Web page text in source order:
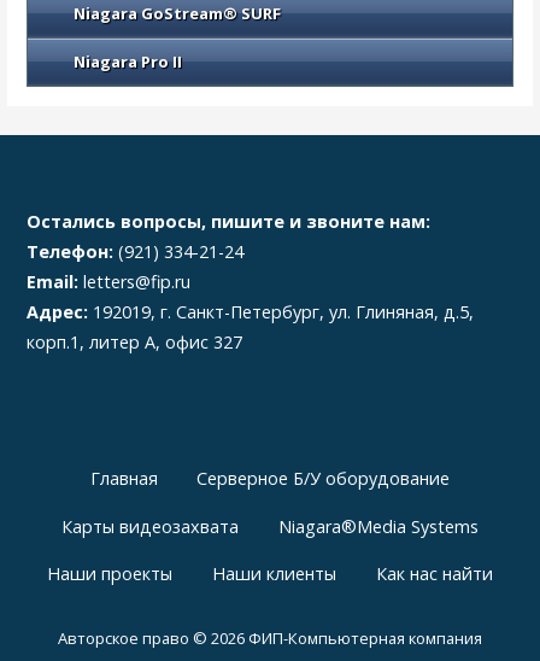
Niagara GoStream® SURF
Niagara Pro II
Остались вопросы, пишите и звоните нам:
Телефон: (921) 334-21-24
Email:letters@fip.ru
Адрес: 192019, г. Санкт-Петербург, ул. Глиняная, д.5,
корп.1, литер А, офис 327
Главная Серверное Б/У оборудование
Карты видеозахвата Niagara®Media Systems
Наши проекты Наши клиенты Как нас найти
Авторское право © 2026 ФИП-Компьютерная компания